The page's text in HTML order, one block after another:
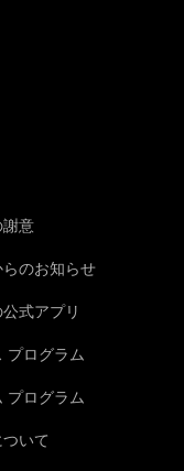
意
のお知らせ
式アプリ
プログラム
プログラム
いて